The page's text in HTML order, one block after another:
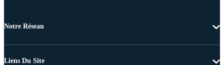
Notre Réseau
Liens Du Site